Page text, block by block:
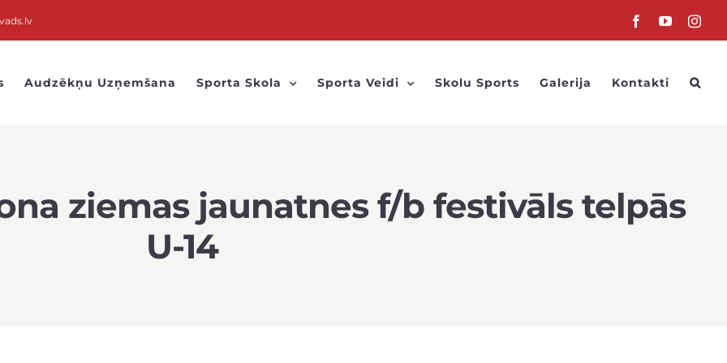
FacebookYouTube
Audzēkņu Uzņemšana Sporta Skola Sporta Veidi Skolu Sports Galerija Kontakti
ziemas jaunatnes f/b festivāls telpās
U-14